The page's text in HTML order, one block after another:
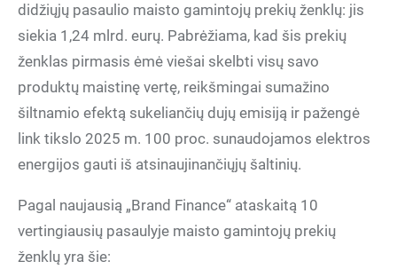
didžiųjų pasaulio maisto gamintojų prekių ženklų: jis
siekia 1,24 mlrd. eurų. Pabrėžiama, kad šis prekių
ženklas pirmasis ėmė viešai skelbti visų savo
produktų maistinę vertę, reikšmingai sumažino
šiltnamio efektą sukeliančių dujų emisiją ir pažengė
link tikslo 2025 m. 100 proc. sunaudojamos elektros
energijos gauti iš atsinaujinančiųjų šaltinių.
Pagal naujausią „Brand Finance“ ataskaitą 10
vertingiausių pasaulyje maisto gamintojų prekių
ženklų yra šie: